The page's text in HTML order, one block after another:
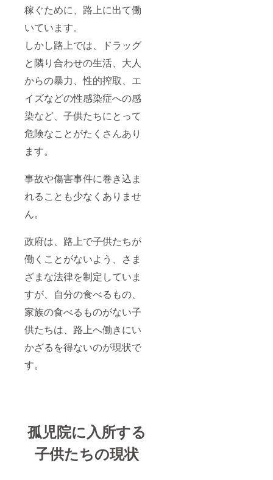
稼ぐために、路上に出て働
いています。
しかし路上では、ドラッグ
と隣り合わせの生活、大人
からの暴力、性的搾取、エ
イズなどの性感染症への感
染など、子供たちにとって
危険なことがたくさんあり
ます。
事故や傷害事件に巻き込ま
れることも少なくありませ
ん。
政府は、路上で子供たちが
働くことがないよう、さま
ざまな法律を制定していま
すが、自分の食べるもの、
家族の食べるものがない子
供たちは、路上へ働きにい
かざるを得ないのが現状で
す。
孤児院に入所する
子供たちの現状